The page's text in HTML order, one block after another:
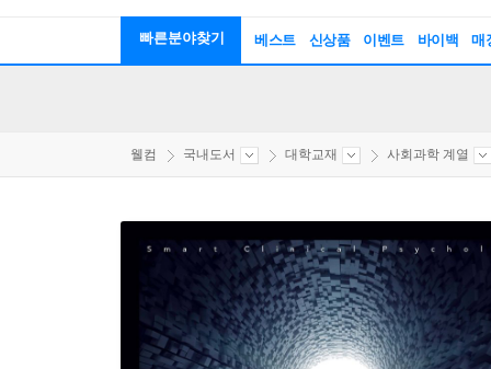
빠른분야찾기 베스트 신상품 이벤트 바이백 매
웰컴 국내도서 대학교재 사회과학 계열